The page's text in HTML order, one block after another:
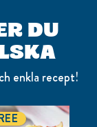
DU
enkla recept!